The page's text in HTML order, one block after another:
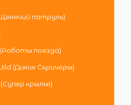
патруль)
(Роботы поезда)
(Дикие Скричеры)
крылья)